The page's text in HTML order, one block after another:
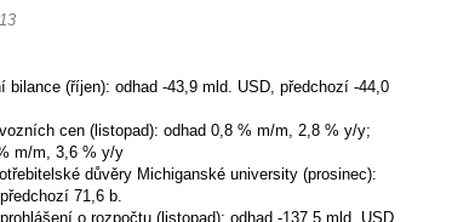
bilance (říjen): odhad -43,9 mld. USD, předchozí -44,0
cen (listopad): odhad 0,8 % m/m, 2,8 % y/y;
m/m, 3,6 % y/y
důvěry Michiganské university (prosinec):
71,6 b.
o rozpočtu (listopad): odhad -137,5 mld. USD,